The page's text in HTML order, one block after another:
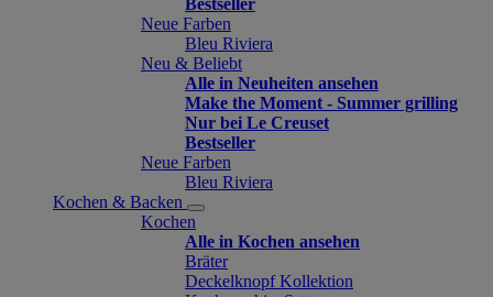
Bestseller
Neue Farben
Bleu Riviera
Neu & Beliebt
Alle in Neuheiten ansehen
Make the Moment - Summer grilling
Nur bei Le Creuset
Bestseller
Neue Farben
Bleu Riviera
Kochen & Backen
Kochen
Alle in Kochen ansehen
Bräter
Deckelknopf Kollektion